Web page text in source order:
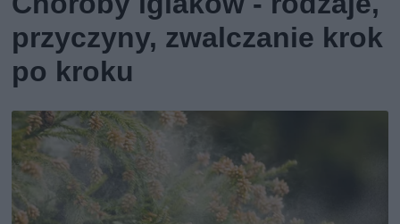
przyczyny, zwalczanie krok
po kroku